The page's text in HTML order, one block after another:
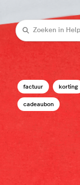
Zoeken
factuur korting
cadeaubon